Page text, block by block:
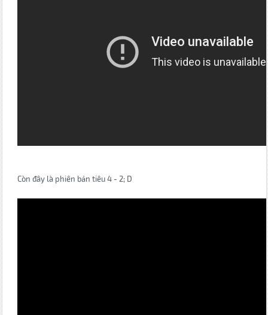
Còn đây là phiên bản tiêu 4 - 2; D